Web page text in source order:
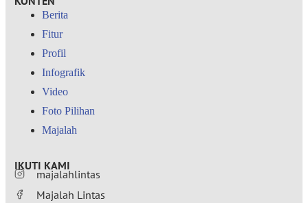
Berita
Fitur
Profil
Infografik
Video
Foto Pilihan
Majalah
IKUTI KAMI
majalahlintas
Majalah Lintas